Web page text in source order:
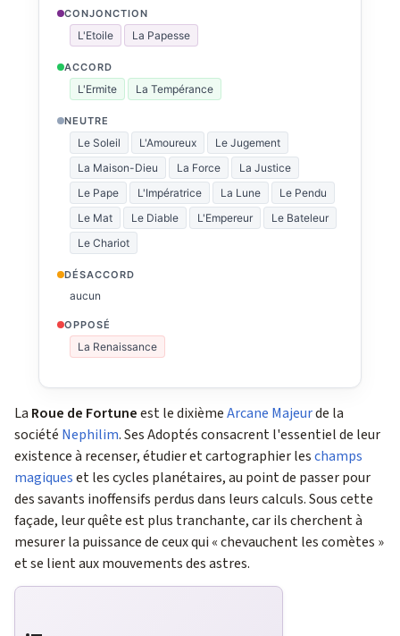
CONJONCTION
L'Etoile La Papesse
ACCORD
L'Ermite La Tempérance
NEUTRE
Le Soleil L'Amoureux
Le Jugement
La Maison-Dieu
La Force
La Justice
Le Pape
L'Impératrice La Lune
Le Pendu
Le Mat
Le Diable L'Empereur
Le Bateleur
Le Chariot
DÉSACCORD
aucun
OPPOSÉ
La Renaissance
La Roue de Fortuneest le dixièmeArcane Majeurde la
société Nephilim. Ses Adoptés consacrent l'essentiel de leur
existence à recenser, étudier et cartographier leschamps
magiqueset les cycles planétaires, au point de passer pour
des savants inoffensifs perdus dans leurs calculs. Sous cette
façade, leur quête est plus tranchante, car ils cherchent à
mesurer la puissance de ceux qui « chevauchent les comètes »
et se lient aux mouvements des astres.